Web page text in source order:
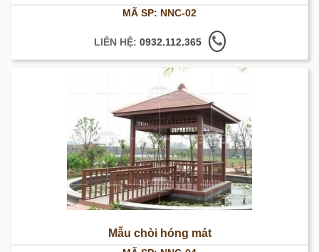
MÃ SP: NNC-02
LIÊN HỆ: 0932.112.365
Mẫu chòi hóng mát